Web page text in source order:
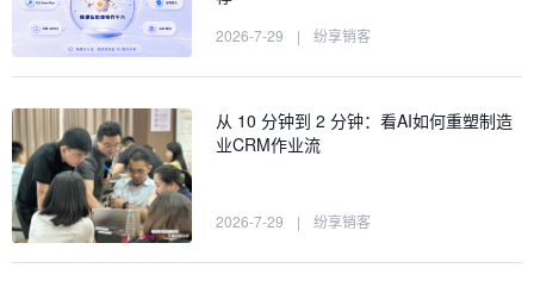
2026-7-29 | 纷享销客
从 10 分钟到 2 分钟：看AI如何重塑制造
业CRM作业流
2026-7-29 | 纷享销客